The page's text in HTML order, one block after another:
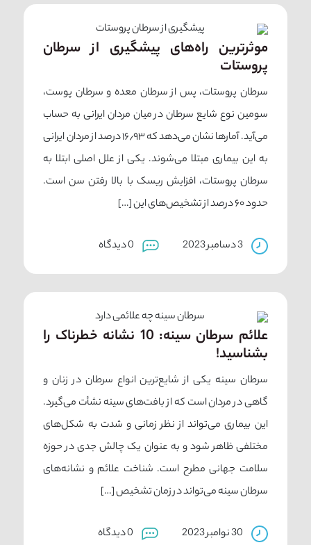
موثرترین راه‌های پیشگیری از سرطان
پروستات
سرطان پروستات، پس از سرطان‌ معده و سرطان پوست،
سومین نوع شایع سرطان در میان مردان ایرانی به حساب
می‌آید. آمارها نشان می‌دهد که ۱۶٫۹۳ درصد از مردان ایرانی
به این بیماری مبتلا می‌شوند. یکی از علل اصلی ابتلا به
سرطان پروستات، افزایش ریسک با بالا رفتن سن است.
حدود ۶۰ درصد از تشخیص‌های این […]
3 دسامبر 2023 0 دیدگاه
علائم سرطان سینه: 10 نشانه خطرناک را
بشناسید!
سرطان سینه یکی از شایع‌ترین انواع سرطان در زنان و
گاهی در مردان است که از بافت‌های سینه نشأت می‌گیرد.
این بیماری می‌تواند از نظر زمانی و شدت به شکل‌های
مختلفی ظاهر شود و به عنوان یک چالش جدی در حوزه
سلامت جهانی مطرح است. شناخت علائم و نشانه‌های
سرطان سینه می‌تواند در زمان تشخیص […]
30 نوامبر 2023 0 دیدگاه